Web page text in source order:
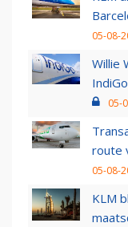
05-08-
Willie
05-
route
05-08-
KLM